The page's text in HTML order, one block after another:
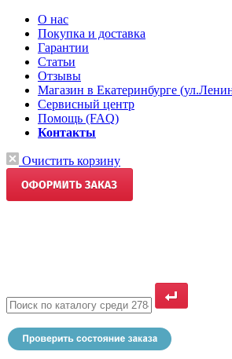
О нас
Покупка и доставка
Гарантии
Статьи
Отзывы
Магазин в Екатеринбурге
Сервисный центр
Помощь (FAQ)
Контакты
Очистить корзину